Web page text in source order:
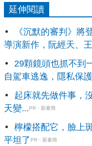
延伸閱讀
《沉默的審判》將
導演新作，阮經天、
29顆鏡頭也抓不到
自駕車逃逸，隱私保
起床就先做件事，
天變...PR・新素簡
檸檬搭配它，臉上
平坦了 PR・新素簡